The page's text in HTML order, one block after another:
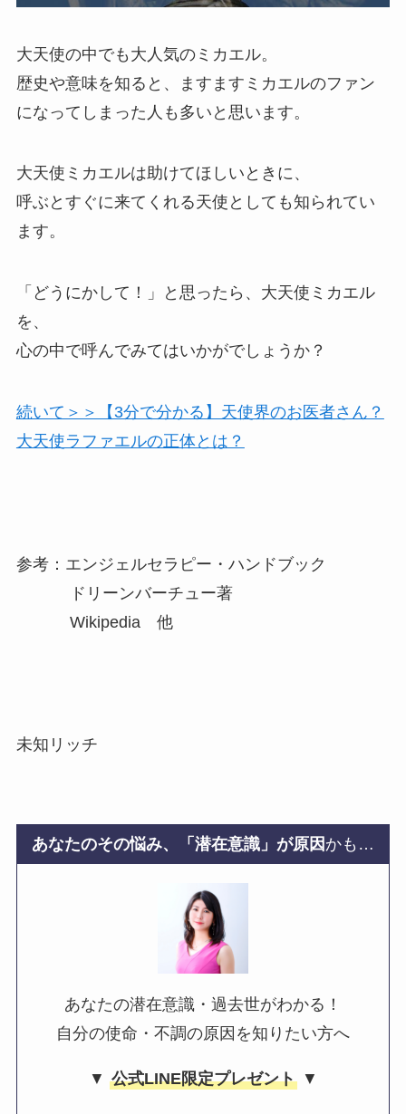
大天使の中でも大人気のミカエル。
歴史や意味を知ると、ますますミカエルのファン
になってしまった人も多いと思います。
大天使ミカエルは助けてほしいときに、
呼ぶとすぐに来てくれる天使としても知られてい
ます。
「どうにかして！」と思ったら、大天使ミカエル
を、
心の中で呼んでみてはいかがでしょうか？
続いて＞＞【3分で分かる】天使界のお医者さん？
大天使ラファエルの正体とは？
参考：エンジェルセラピー・ハンドブック
ドリーンバーチュー著
Wikipedia 他
未知リッチ
あなたのその悩み、「潜在意識」が原因 かも…
あなたの潜在意識・過去世がわかる！
自分の使命・不調の原因を知りたい方へ
▼ 公式LINE限定プレゼント▼